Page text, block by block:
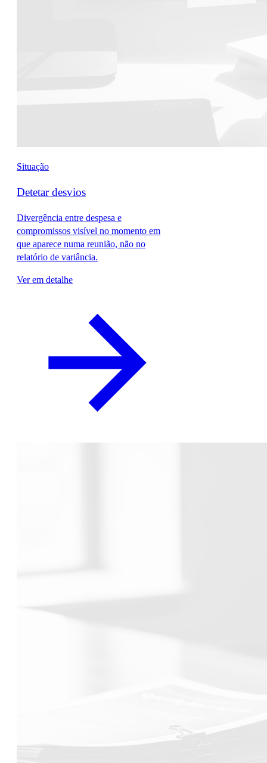
Situação
Detetar desvios
Divergência entre despesa e
compromissos visível no momento em
que aparece numa reunião, não no
relatório de variância.
Ver em detalhe